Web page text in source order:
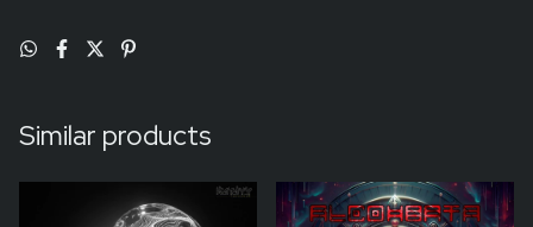
Similar products